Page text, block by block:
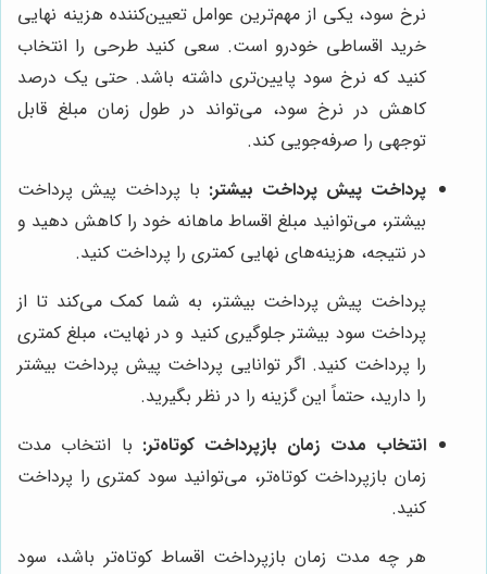
نرخ سود، یکی از مهم‌ترین عوامل تعیین‌کننده هزینه نهایی
خرید اقساطی خودرو است. سعی کنید طرحی را انتخاب
کنید که نرخ سود پایین‌تری داشته باشد. حتی یک درصد
کاهش در نرخ سود، می‌تواند در طول زمان مبلغ قابل
توجهی را صرفه‌جویی کند.
پرداخت پیش پرداخت بیشتر: با پرداخت پیش پرداخت
بیشتر، می‌توانید مبلغ اقساط ماهانه خود را کاهش دهید و
در نتیجه، هزینه‌های نهایی کمتری را پرداخت کنید.
پرداخت پیش پرداخت بیشتر، به شما کمک می‌کند تا از
پرداخت سود بیشتر جلوگیری کنید و در نهایت، مبلغ کمتری
را پرداخت کنید. اگر توانایی پرداخت پیش پرداخت بیشتر
را دارید، حتماً این گزینه را در نظر بگیرید.
انتخاب مدت زمان بازپرداخت کوتاه‌تر: با انتخاب مدت
زمان بازپرداخت کوتاه‌تر، می‌توانید سود کمتری را پرداخت
کنید.
هر چه مدت زمان بازپرداخت اقساط کوتاه‌تر باشد، سود